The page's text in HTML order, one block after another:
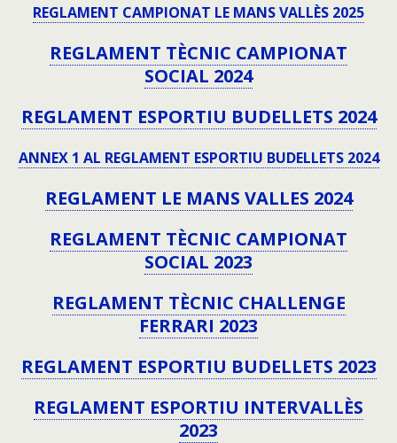
REGLAMENT CAMPIONAT LE MANS VALLÈS 2025
REGLAMENT TÈCNIC CAMPIONAT
SOCIAL 2024
REGLAMENT ESPORTIU BUDELLETS 2024
ANNEX 1 AL REGLAMENT ESPORTIU BUDELLETS 2024
REGLAMENT LE MANS VALLES 2024
REGLAMENT TÈCNIC CAMPIONAT
SOCIAL 2023
REGLAMENT TÈCNIC CHALLENGE
FERRARI 2023
REGLAMENT ESPORTIU BUDELLETS 2023
REGLAMENT ESPORTIU INTERVALLÈS
2023